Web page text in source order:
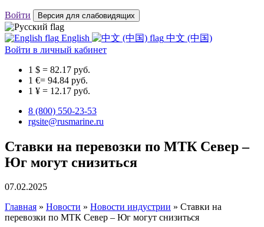
Войти Версия для слабовидящих
English
中文 (中国)
Войти в личный кабинет
1 $ = 82.17 руб.
1 €= 94.84 руб.
1 ¥ = 12.17 руб.
8 (800) 550-23-53
rgsite@rusmarine.ru
Ставки на перевозки по МТК Север –
Юг могут снизиться
07.02.2025
Главная » Новости » Новости индустрии » Ставки на
перевозки по МТК Север – Юг могут снизиться